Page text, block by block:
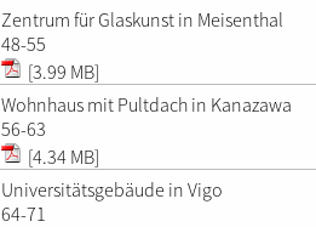
Zentrum für Glaskunst in Meisenthal
48-55
[3.99 MB]
Wohnhaus mit Pultdach in Kanazawa
56-63
[4.34 MB]
Universitätsgebäude in Vigo
64-71